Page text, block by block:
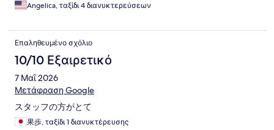
Angelica, ταξίδι 4 διανυκτερεύσεων
Επαληθευμένο σχόλιο
10/10 Εξαιρετικό
7 Μαΐ 2026
Μετάφραση Google
スタッフの方がとて
果歩, ταξίδι 1 διανυκτέρευσης